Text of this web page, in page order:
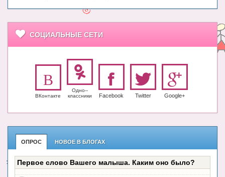
СОЦИАЛЬНЫЕ СЕТИ
ВКонтакте
Одно-­
класс­ники
Facebook Twitter Google+
ОПРОС НОВОЕ В БЛОГАХ